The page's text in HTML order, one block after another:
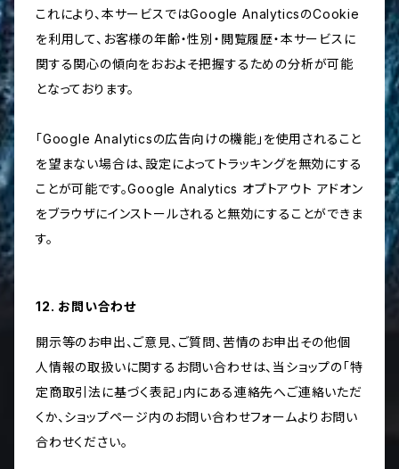
これにより、本サービスではGoogle AnalyticsのCookie
を利用して、お客様の年齢・性別・閲覧履歴・本サービスに
関する関心の傾向をおおよそ把握するための分析が可能
となっております。
「Google Analyticsの広告向けの機能」を使用されること
を望まない場合は、設定によってトラッキングを無効にする
ことが可能です。Google Analytics オプトアウト アドオン
をブラウザにインストールされると無効にすることができま
す。
12. お問い合わせ
開示等のお申出、ご意見、ご質問、苦情のお申出その他個
人情報の取扱いに関するお問い合わせは、当ショップの「特
定商取引法に基づく表記」内にある連絡先へご連絡いただ
くか、ショップページ内のお問い合わせフォームよりお問い
合わせください。